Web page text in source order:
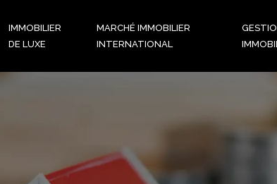
IMMOBILIER
DE LUXE
MARCHÉ IMMOBILIER
INTERNATIONAL